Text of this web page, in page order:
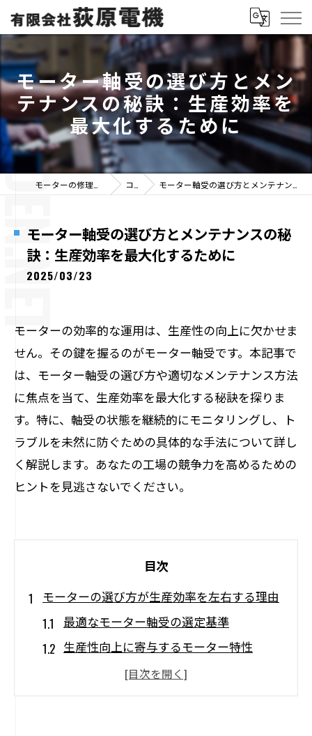
モーター軸受の選び方とメン
テナンスの秘訣：生産効率を
最大化するために
コラム モーター軸受の選び方とメンテナンスの秘訣：生産効率を最大化するために
モーター軸受の選び方とメンテナンスの秘
訣：生産効率を最大化するために
2025/03/23
モーターの効率的な運用は、生産性の向上に欠かせま
せん。その鍵を握るのがモーター軸受です。本記事で
は、モーター軸受の選び方や適切なメンテナンス方法
に焦点を当て、生産効率を最大化する秘訣を探りま
す。特に、軸受の状態を継続的にモニタリングし、ト
ラブルを未然に防ぐための具体的な手法について詳し
く解説します。あなたの工場の競争力を高めるための
ヒントを見逃さないでください。
目次
モーターの選び方が生産効率を左右する理由
最適なモーター軸受の選定基準
生産性向上に寄与するモーター特性
軸受の選び方が運用コストに与える影響
高効率モーターの設計ポイント